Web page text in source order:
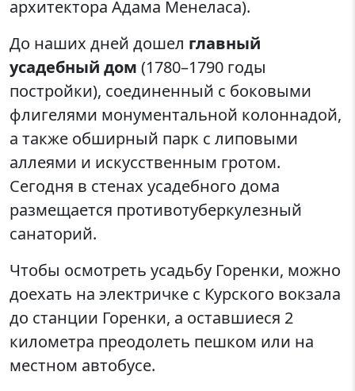
архитектора Адама Менеласа).
До наших дней дошел главный
усадебный дом (1780–1790 годы
постройки), соединенный с боковыми
флигелями монументальной колоннадой,
а также обширный парк с липовыми
аллеями и искусственным гротом.
Сегодня в стенах усадебного дома
размещается противотуберкулезный
санаторий.
Чтобы осмотреть усадьбу Горенки, можно
доехать на электричке с Курского вокзала
до станции Горенки, а оставшиеся 2
километра преодолеть пешком или на
местном автобусе.